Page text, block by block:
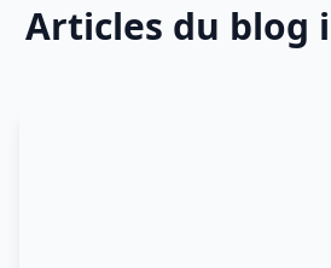
Articles du blog